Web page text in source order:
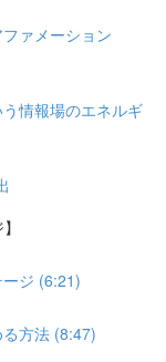
ァメーション
情報場のエネルギ
ジ (6:21)
方法 (8:47)